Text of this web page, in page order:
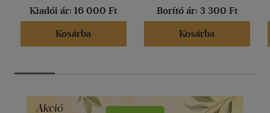
Kiadói ár: 16 000 Ft
Kosárba
Borító ár: 3 300 Ft
Kosárba